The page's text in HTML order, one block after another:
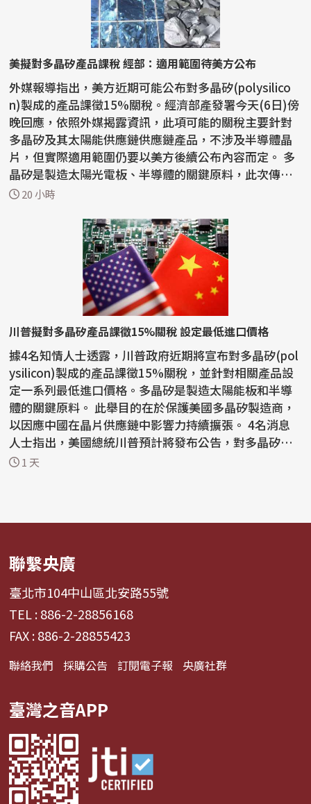
美擬對多晶矽產品課稅 經部：適用範圍待美方公布
外媒報導指出，美方近期可能公布對多晶矽(polysilico
n)製成的產品課徵15%關稅。經濟部產發署今天(6日)傍
晚回應，依照外媒揭露資訊，此項可能的關稅主要針對
多晶矽及其太陽能供應鏈供應鏈產品，不涉及半導體晶
片，但實際適用範圍仍要以美方後續公布內容而定。 多
晶矽是製造太陽光電板、半導體的關鍵原料，此次傳出
美方...
20 小時
川普擬對多晶矽產品課徵15%關稅 設定最低進口價格
據4名知情人士透露，川普政府近期將宣布對多晶矽(pol
ysilicon)製成的產品課徵15%關稅，並針對相關產品設
定一系列最低進口價格。多晶矽是製造太陽能板和半導
體的關鍵原料。 此舉目的在於保護美國多晶矽製造商，
以因應中國在晶片供應鏈中影響力持續擴張。 4名消息
人士指出，美國總統川普預計將發布公告，對多晶矽、
矽晶...
1 天
聯繫央廣
臺北市104中山區北安路55號
TEL : 886-2-28856168
FAX : 886-2-28855423
聯絡我們 採購公告 訂閱電子報 央廣社群
臺灣之音APP